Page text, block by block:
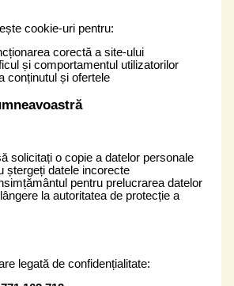
cookie-uri pentru:
corectă a site-ului
și comportamentul utilizatorilor
conținutul și ofertele
solicitați o copie a datelor personale
ștergeți datele incorecte
pentru prelucrarea datelor
la autoritatea de protecție a
legată de confidențialitate: